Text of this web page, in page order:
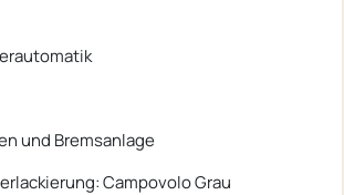
und Bremsanlage
Campovolo Grau